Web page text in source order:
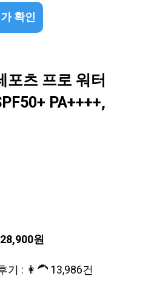
확인
포츠 프로 워터
PA++++,
28,900원
기 : 👩‍🦱 13,986건